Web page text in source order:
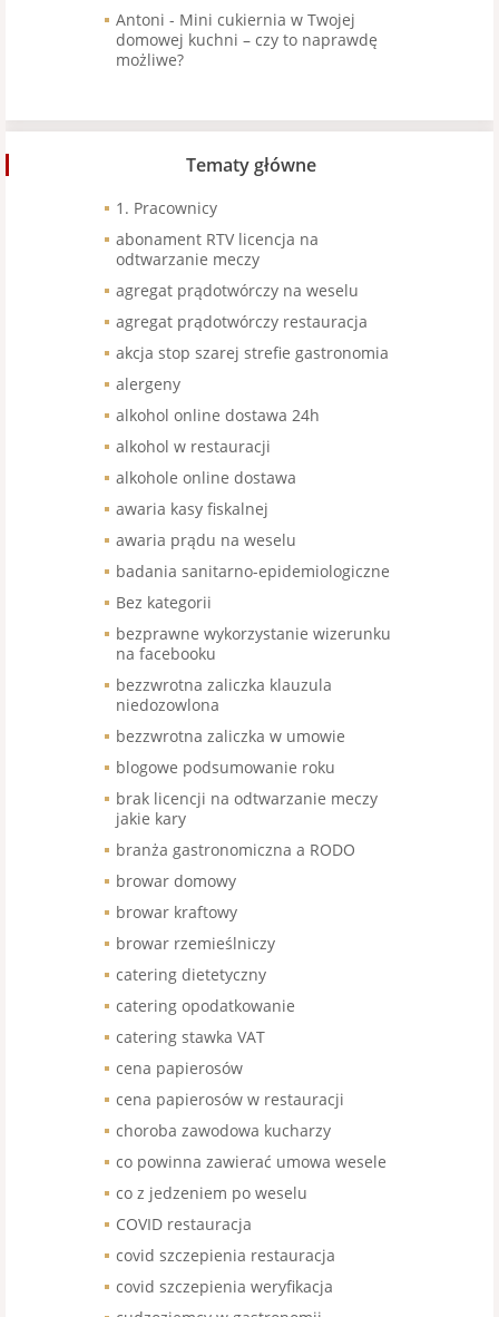
Antoni - Mini cukiernia w Twojej
domowej kuchni – czy to naprawdę
możliwe?
Tematy główne
1. Pracownicy
abonament RTV licencja na
odtwarzanie meczy
agregat prądotwórczy na weselu
agregat prądotwórczy restauracja
akcja stop szarej strefie gastronomia
alergeny
alkohol online dostawa 24h
alkohol w restauracji
alkohole online dostawa
awaria kasy fiskalnej
awaria prądu na weselu
badania sanitarno-epidemiologiczne
Bez kategorii
bezprawne wykorzystanie wizerunku
na facebooku
bezzwrotna zaliczka klauzula
niedozowlona
bezzwrotna zaliczka w umowie
blogowe podsumowanie roku
brak licencji na odtwarzanie meczy
jakie kary
branża gastronomiczna a RODO
browar domowy
browar kraftowy
browar rzemieślniczy
catering dietetyczny
catering opodatkowanie
catering stawka VAT
cena papierosów
cena papierosów w restauracji
choroba zawodowa kucharzy
co powinna zawierać umowa wesele
co z jedzeniem po weselu
COVID restauracja
covid szczepienia restauracja
covid szczepienia weryfikacja